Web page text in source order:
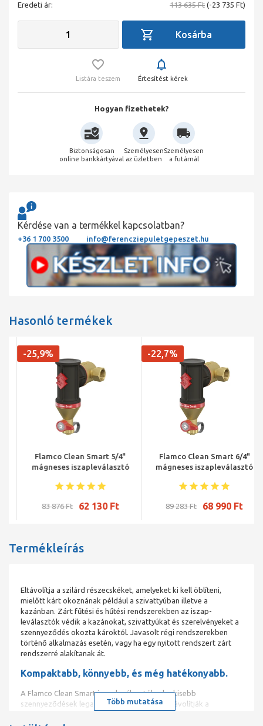
Eredeti ár: 113 635 Ft (-23 735 Ft)
Listára teszem Értesítést kérek
Hogyan fizethetek?
Biztonságosan
online bankkártyával
Személyesen
az üzletben
Személyesen
a futárnál
Kérdése van a termékkel kapcsolatban?
+36 1 700 3500 info@ferencziepuletgepeszet.hu
Hasonló termékek
Flamco Clean Smart 5/4"
mágneses iszapleválasztó
-25,9%
83 876 Ft 62 130 Ft
Flamco Clean Smart 6/4"
mágneses iszapleválasztó
-22,7%
89 283 Ft 68 990 Ft
Termékleírás
Eltávolítja a szilárd részecskéket, amelyeket ki kell öblíteni,
mielőtt kárt okoznának például a szivattyúban illetve a
kazánban. Zárt fűtési és hűtési rendszerekben az iszap-
leválasztók védik a kazánokat, szivattyúkat és szerelvényeket a
szennyeződés okozta károktól. Javasolt régi rendszerekben
történő alkalmazás esetén, vagy ha egy nyitott rendszert zárt
rendszerré alakítanak át.
Kompaktabb, könnyebb, és még hatékonyabb.
A Flamco Clean Smart iszapleválasztók a legkisebb
szennyeződések legapróbb részecskéit is eltávolítják a
Több mutatása